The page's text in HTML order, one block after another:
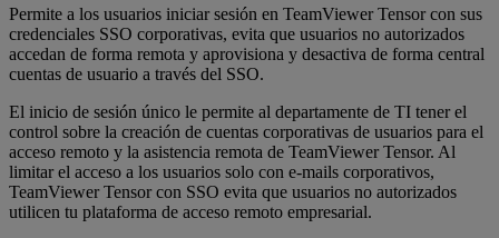
Permite a los usuarios iniciar sesión en TeamViewer Tensor con sus
credenciales SSO corporativas, evita que usuarios no autorizados
accedan de forma remota y aprovisiona y desactiva de forma central
cuentas de usuario a través del SSO.
El inicio de sesión único le permite al departamente de TI tener el
control sobre la creación de cuentas corporativas de usuarios para el
acceso remoto y la asistencia remota de TeamViewer Tensor. Al
limitar el acceso a los usuarios solo con e-mails corporativos,
TeamViewer Tensor con SSO evita que usuarios no autorizados
utilicen tu plataforma de acceso remoto empresarial.